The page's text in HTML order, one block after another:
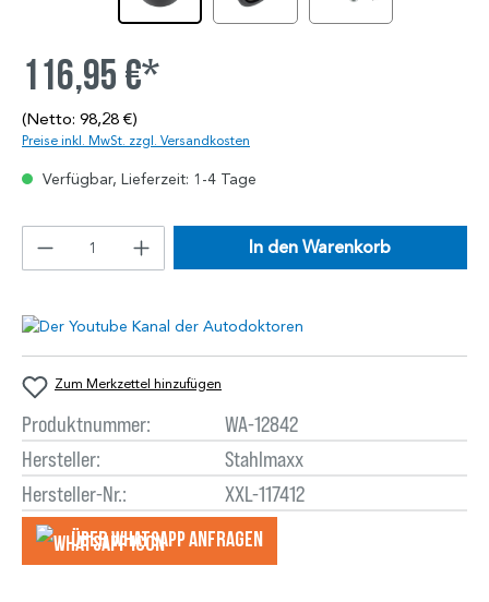
116,95 €*
(Netto: 98,28 €)
Preise inkl. MwSt. zzgl. Versandkosten
Verfügbar, Lieferzeit: 1-4 Tage
In den Warenkorb
Zum Merkzettel hinzufügen
Produktnummer:
WA-12842
Hersteller:
Stahlmaxx
Hersteller-Nr.:
XXL-117412
Über WhatsApp anfragеn